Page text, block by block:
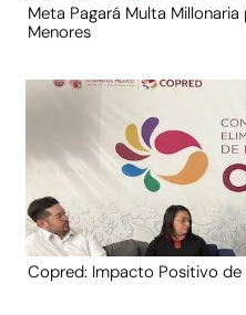
Meta Pagará Multa
Menores
Copred: Impacto Positivo